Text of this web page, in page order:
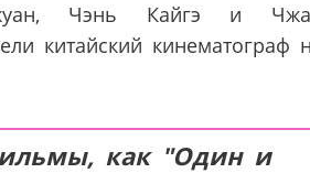
Чэнь Кайгэ и
китайский кинематограф
как "Один и